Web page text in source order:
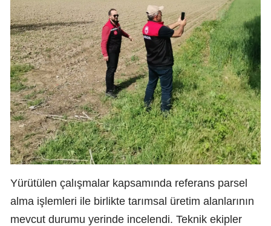
Yürütülen çalışmalar kapsamında referans parsel
alma işlemleri ile birlikte tarımsal üretim alanlarının
mevcut durumu yerinde incelendi. Teknik ekipler